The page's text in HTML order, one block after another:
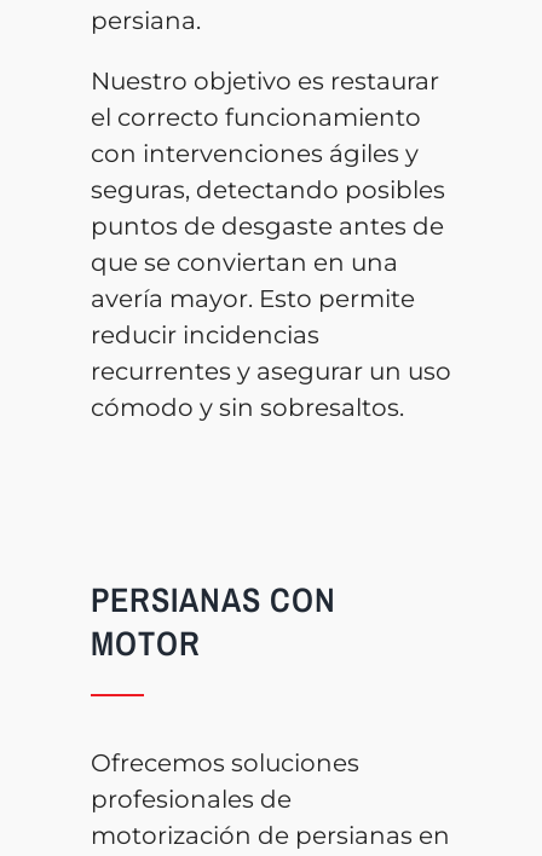
persiana.
Nuestro objetivo es restaurar
el correcto funcionamiento
con intervenciones ágiles y
seguras, detectando posibles
puntos de desgaste antes de
que se conviertan en una
avería mayor. Esto permite
reducir incidencias
recurrentes y asegurar un uso
cómodo y sin sobresaltos.
PERSIANAS CON
MOTOR
Ofrecemos soluciones
profesionales de
motorización de persianas en